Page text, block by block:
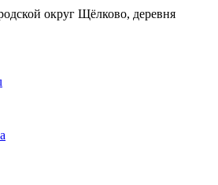
округ Щёлково, деревня